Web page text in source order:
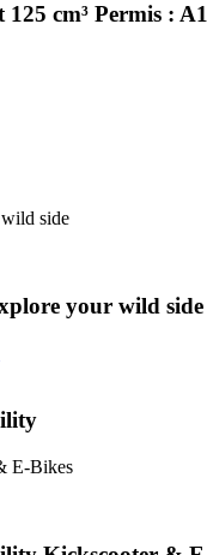
cm³ Permis : A1
side
your wild side
E-Bikes